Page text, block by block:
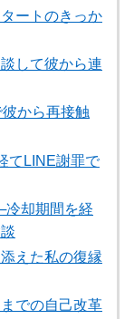
ートのきっか
して彼から連
彼から再接触
てLINE謝罪で
冷却期間を経
えた私の復縁
での自己改革